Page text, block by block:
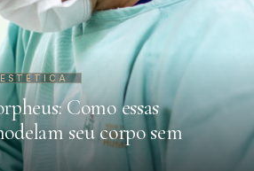
· AGENDAR
Como essas
seu corpo sem